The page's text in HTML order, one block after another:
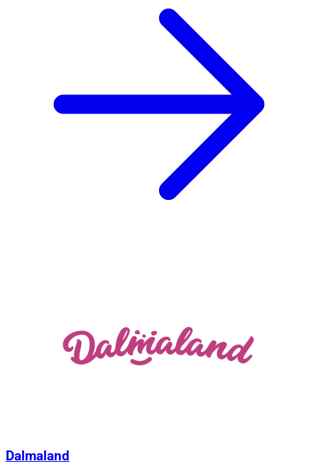
Dalmaland